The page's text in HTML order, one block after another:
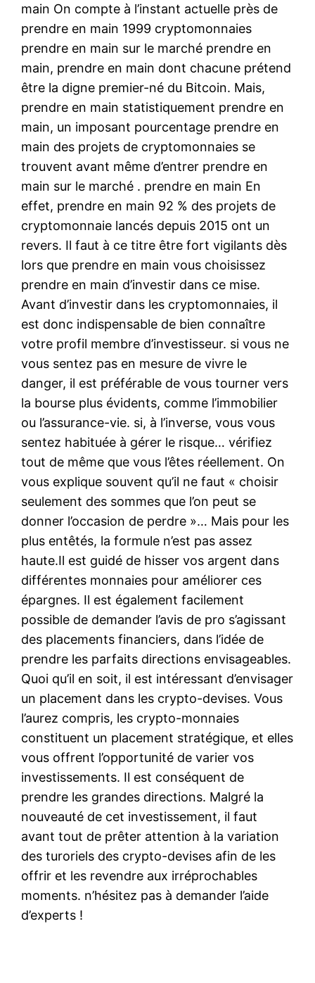
main On compte à l’instant actuelle près de
prendre en main 1999 cryptomonnaies
prendre en main sur le marché prendre en
main, prendre en main dont chacune prétend
être la digne premier-né du Bitcoin. Mais,
prendre en main statistiquement prendre en
main, un imposant pourcentage prendre en
main des projets de cryptomonnaies se
trouvent avant même d’entrer prendre en
main sur le marché . prendre en main En
effet, prendre en main 92 % des projets de
cryptomonnaie lancés depuis 2015 ont un
revers. Il faut à ce titre être fort vigilants dès
lors que prendre en main vous choisissez
prendre en main d’investir dans ce mise.
Avant d’investir dans les cryptomonnaies, il
est donc indispensable de bien connaître
votre profil membre d’investisseur. si vous ne
vous sentez pas en mesure de vivre le
danger, il est préférable de vous tourner vers
la bourse plus évidents, comme l’immobilier
ou l’assurance-vie. si, à l’inverse, vous vous
sentez habituée à gérer le risque… vérifiez
tout de même que vous l’êtes réellement. On
vous explique souvent qu’il ne faut « choisir
seulement des sommes que l’on peut se
donner l’occasion de perdre »… Mais pour les
plus entêtés, la formule n’est pas assez
haute.Il est guidé de hisser vos argent dans
différentes monnaies pour améliorer ces
épargnes. Il est également facilement
possible de demander l’avis de pro s’agissant
des placements financiers, dans l’idée de
prendre les parfaits directions envisageables.
Quoi qu’il en soit, il est intéressant d’envisager
un placement dans les crypto-devises. Vous
l’aurez compris, les crypto-monnaies
constituent un placement stratégique, et elles
vous offrent l’opportunité de varier vos
investissements. Il est conséquent de
prendre les grandes directions. Malgré la
nouveauté de cet investissement, il faut
avant tout de prêter attention à la variation
des turoriels des crypto-devises afin de les
offrir et les revendre aux irréprochables
moments. n’hésitez pas à demander l’aide
d’experts !